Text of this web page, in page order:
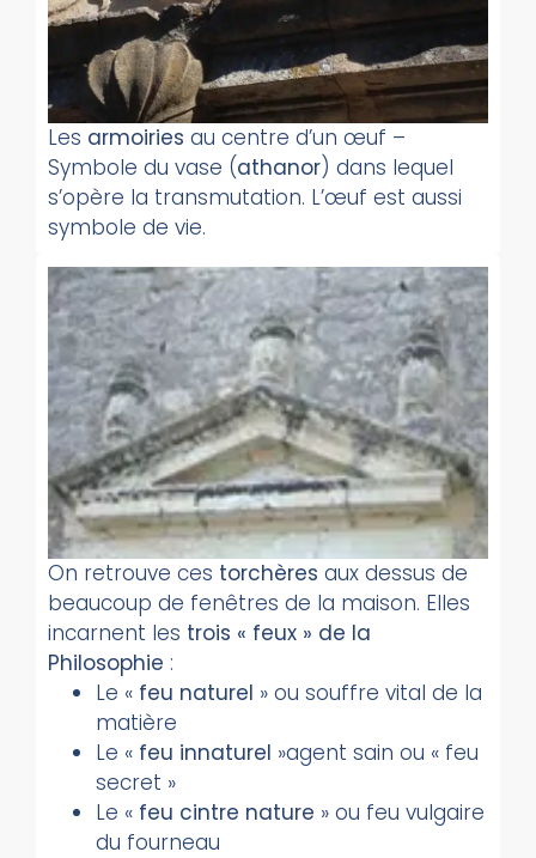
Les armoiries au centre d’un œuf –
Symbole du vase (athanor) dans lequel
s’opère la transmutation. L’œuf est aussi
symbole de vie.
On retrouve ces torchères aux dessus de
beaucoup de fenêtres de la maison. Elles
incarnent les trois « feux » de la
Philosophie :
Le « feu naturel » ou souffre vital de la
matière
Le « feu innaturel »agent sain ou « feu
secret »
Le « feu cintre nature » ou feu vulgaire
du fourneau